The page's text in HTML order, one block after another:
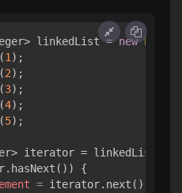
linkedList = new
1 );
2);
3);
4);
5);
{
= iterator.next();